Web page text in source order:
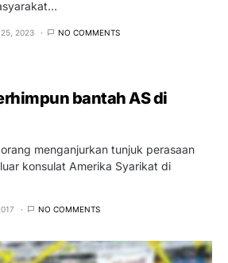
25, 2023 NO COMMENTS
bantah AS di
menganjurkan tunjuk perasaan
konsulat Amerika Syarikat di
NO COMMENTS